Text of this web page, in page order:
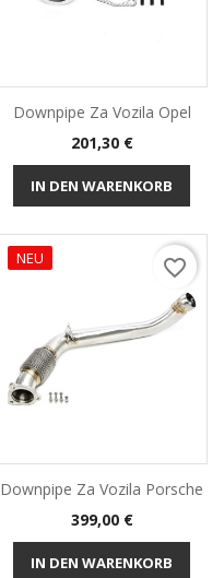
Downpipe Za Vozila Opel
Preis
201,30 €
IN DEN WARENKORB
NEU
Downpipe Za Vozila Porsche
Preis
399,00 €
IN DEN WARENKORB
favorite_border